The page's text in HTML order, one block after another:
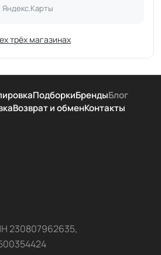
Яндекс.Карты
трёх магазинах
ПодборкиБрендыБлог
Возврат и обменКонтакты
230807962635,